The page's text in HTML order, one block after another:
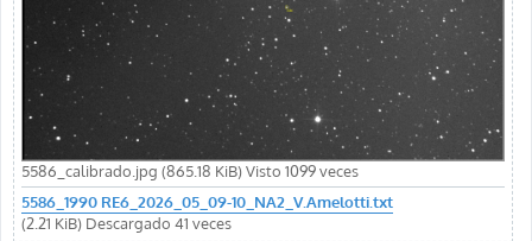
5586_calibrado.jpg (865.18 KiB) Visto 1099 veces
5586_1990 RE6_2026_05_09-10_NA2_V.Amelotti.txt
(2.21 KiB) Descargado 41 veces